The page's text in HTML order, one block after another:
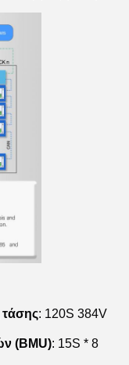
: 120S 384V
(BMU): 15S * 8